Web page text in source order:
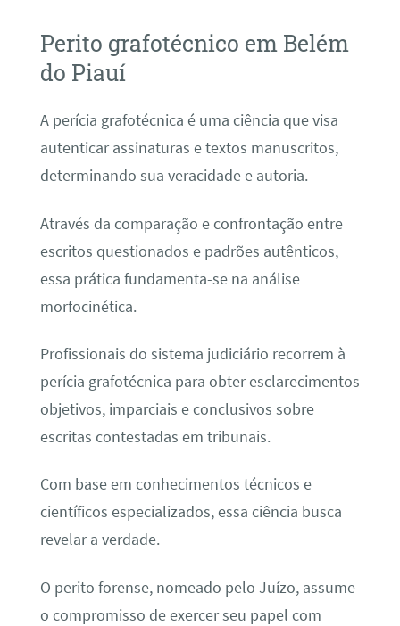
Perito grafotécnico em Belém
do Piauí
A perícia grafotécnica é uma ciência que visa
autenticar assinaturas e textos manuscritos,
determinando sua veracidade e autoria.
Através da comparação e confrontação entre
escritos questionados e padrões autênticos,
essa prática fundamenta-se na análise
morfocinética.
Profissionais do sistema judiciário recorrem à
perícia grafotécnica para obter esclarecimentos
objetivos, imparciais e conclusivos sobre
escritas contestadas em tribunais.
Com base em conhecimentos técnicos e
científicos especializados, essa ciência busca
revelar a verdade.
O perito forense, nomeado pelo Juízo, assume
o compromisso de exercer seu papel com